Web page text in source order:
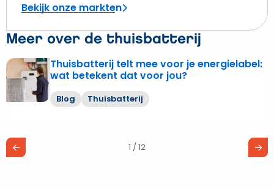
Bekijk onze markten
Meer over de thuisbatterij
Thuisbatterij telt mee voor je energielabel:
wat betekent dat voor jou?
Blog Thuisbatterij
Lees
meer
over
Thuisbatterij
mee
voor
1 / 12